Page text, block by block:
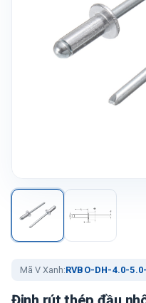
Mã V Xanh:RVBO-DH-4.0-